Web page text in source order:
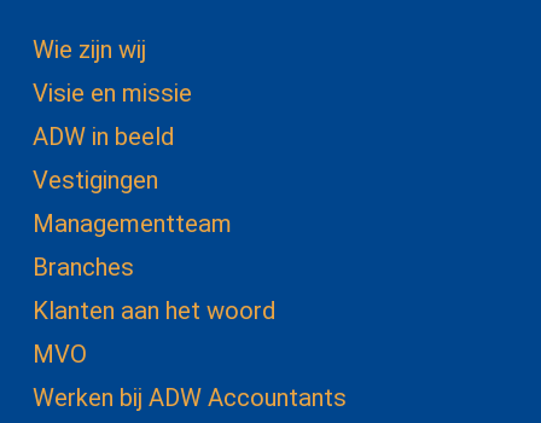
Wie zijn wij
Visie en missie
ADW in beeld
Vestigingen
Managementteam
Branches
Klanten aan het woord
MVO
Werken bij ADW Accountants